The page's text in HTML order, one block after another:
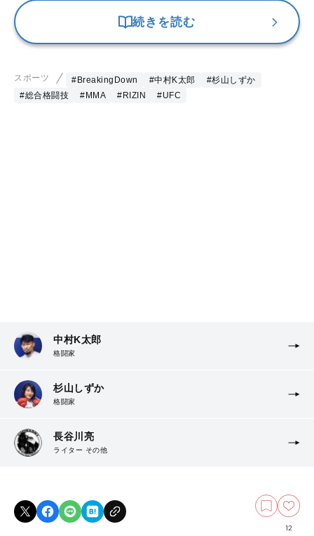
続きを読む
スポーツ #BreakingDown #中村K太郎
#杉山しずか
#総合格闘技
#MMA #RIZIN #UFC
中村K太郎
格闘家
杉山しずか
格闘家
長谷川亮
ライター その他
12